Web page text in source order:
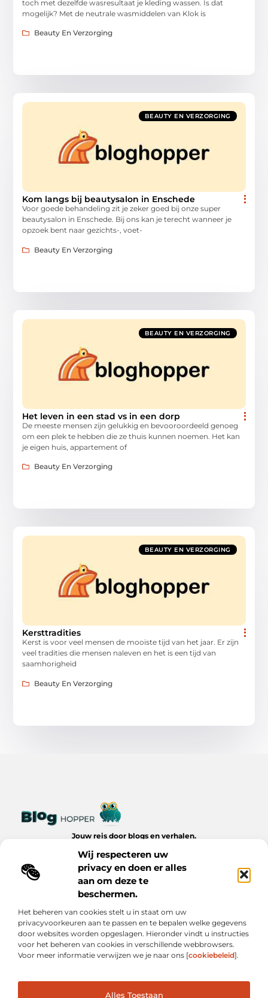
Wij respecteren uw
privacy en doen er alles
aan om deze te
beschermen.
Het beheren van cookies stelt u in staat om uw
privacyvoorkeuren aan te passen en te bepalen welke gegevens
door websites worden opgeslagen. Hieronder vindt u instructies
voor het beheren van cookies in verschillende webbrowsers.
Voor meer informatie verwijzen we je naar ons [cookiebeleid].
Alles Toestaan
toch met dezelfde wasresultaat je kleding wassen. Is dat
mogelijk? Met de neutrale wasmiddelen van Klok is
Beauty En Verzorging
BEAUTY EN VERZORGING
Kom langs bij beautysalon in Enschede
Voor goede behandeling zit je zeker goed bij onze super
beautysalon in Enschede. Bij ons kan je terecht wanneer je
opzoek bent naar gezichts-, voet-
Beauty En Verzorging
BEAUTY EN VERZORGING
Het leven in een stad vs in een dorp
De meeste mensen zijn gelukkig en bevooroordeeld genoeg
om een plek te hebben die ze thuis kunnen noemen. Het kan
je eigen huis, appartement of
Beauty En Verzorging
BEAUTY EN VERZORGING
Kersttradities
Kerst is voor veel mensen de mooiste tijd van het jaar. Er zijn
veel tradities die mensen naleven en het is een tijd van
saamhorigheid
Beauty En Verzorging
Jouw reis door blogs en verhalen.
dagelijks leven op Bloghopper.nl.
Bericht categorie
Onze informatie